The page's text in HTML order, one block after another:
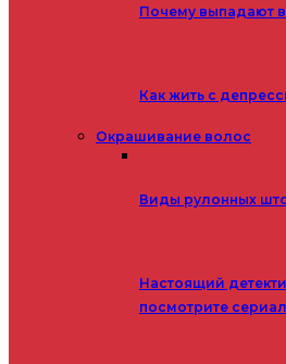
Почему выпадают
Как жить с
Окрашивание волос
Виды рулонных
Настоящий
посмотрите